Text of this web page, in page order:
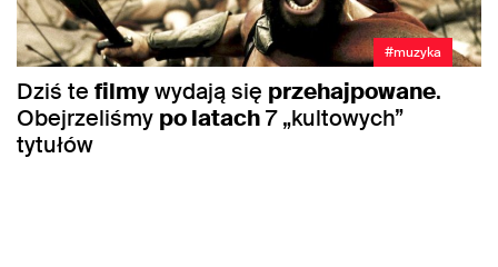
#muzyka
Dziś te filmywydają się przehajpowane.
Obejrzeliśmy po latach7 „kultowych”
tytułów